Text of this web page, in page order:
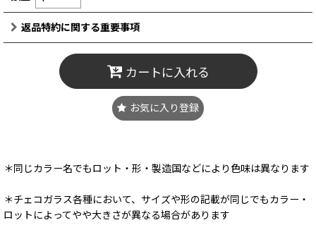
返品特約に関する重要事項
カートに入れる
お気に入り登録
＊同じカラー名でもロット・形・製造国などにより色味は異なります
＊チェコガラス各種において、サイズや形の記載が同じでもカラー・
ロットによってやや大きさが異なる場合があります